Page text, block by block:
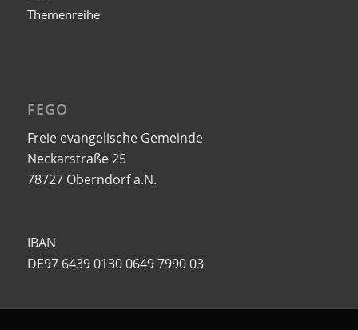
Themenreihe
FEGO
Freie evangelische Gemeinde
Neckarstraße 25
78727 Oberndorf a.N.
IBAN
DE97 6439 0130 0649 7990 03